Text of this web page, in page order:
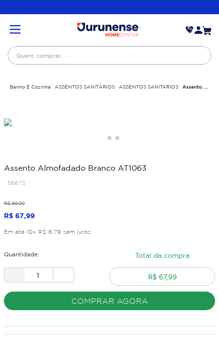
Quero comprar...
Banho E Cozinha ASSENTOS SANITÁRIOS ASSENTOS SANITARIOS Assento
Assento Almofadado Branco AT1063
: 58673
R$ 89,90
R$ 67,99
Em até 10x R$ 6 79 sem juros
Quantidade: Total da compra
R$ 67,99
COMPRAR AGORA